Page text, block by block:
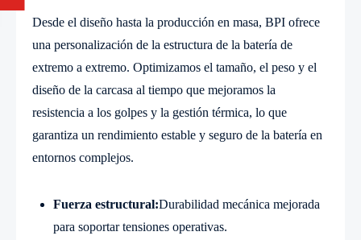
Desde el diseño hasta la producción en masa, BPI ofrece
una personalización de la estructura de la batería de
extremo a extremo. Optimizamos el tamaño, el peso y el
diseño de la carcasa al tiempo que mejoramos la
resistencia a los golpes y la gestión térmica, lo que
garantiza un rendimiento estable y seguro de la batería en
entornos complejos.
Fuerza estructural:Durabilidad mecánica mejorada
para soportar tensiones operativas.